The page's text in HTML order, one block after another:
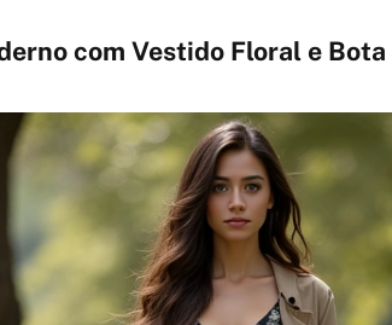
com Vestido Floral e Bota